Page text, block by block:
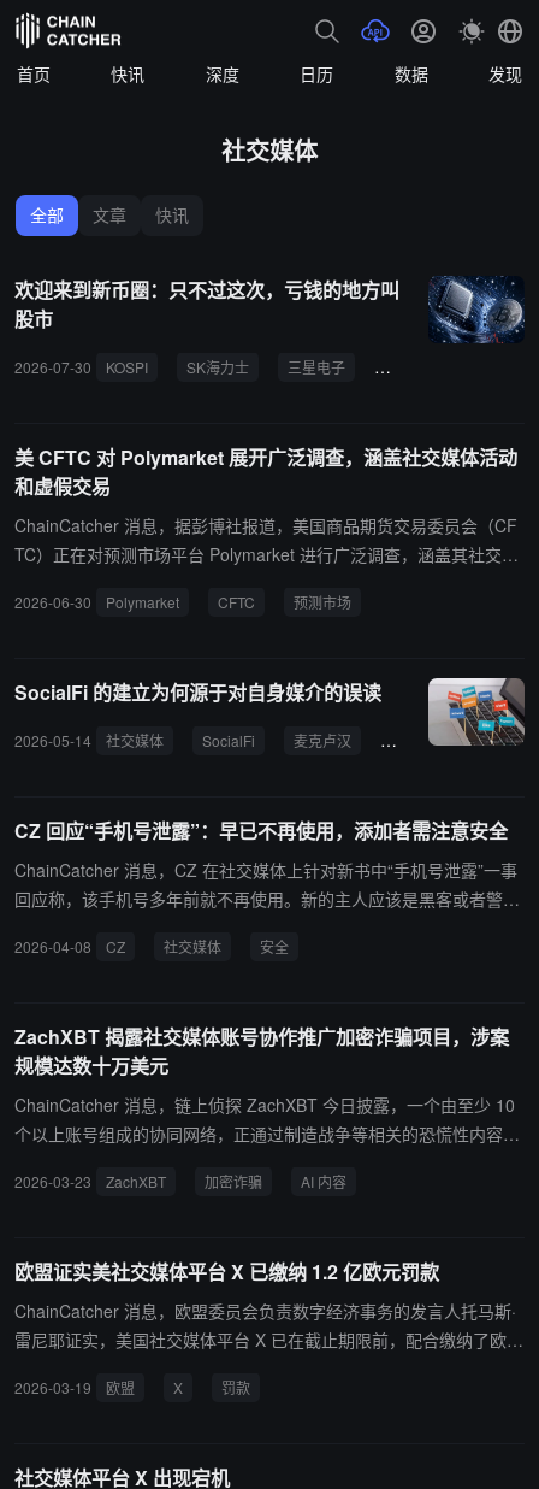
首页 快讯 深度 日历 数据 发现
社交媒体
全部 文章 快讯
欢迎来到新币圈：只不过这次，亏钱的地方叫
股市
2026-07-30 KOSPI SK海力士 三星电子 杠杆账户
美 CFTC 对 Polymarket 展开广泛调查，涵盖社交媒体活动
和虚假交易
ChainCatcher 消息，据彭博社报道，美国商品期货交易委员会（CF
TC）正在对预测市场平台 Polymarket 进行广泛调查，涵盖其社交媒
数十名以大学年龄为主的社交媒体创作者，拍摄虚假交易视频以吸引
户仍通过 VPN 等方式绕过禁令访问其主平台。Polymarket 自 2022
年与 CFTC 达成和解后，技术上禁止美国用户使用主平台，但公司正
在调查 Polymarket 的广告行为，并询问自 2022 年行动以来该机构
如何防止 Polymarket 吸引美国用户。
2026-06-30 Polymarket CFTC 预测市场
SocialFi 的建立为何源于对自身媒介的误读
2026-05-14 社交媒体 SocialFi 麦克卢汉 热媒体 冷媒体
CZ 回应“手机号泄露”：早已不再使用，添加者需注意安全
ChainCatcher 消息，CZ 在社交媒体上针对新书中“手机号泄露”一事
回应称，该手机号多年前就不再使用。新的主人应该是黑客或者警
（相关社媒账号）了。
2026-04-08 CZ 社交媒体 安全
ZachXBT 揭露社交媒体账号协作推广加密诈骗项目，涉案
规模达数十万美元
ChainCatcher 消息，链上侦探 ZachXBT 今日披露，一个由至少 10
个以上账号组成的协同网络，正通过制造战争等相关的恐慌性内容，
过购买已有粉丝基础的账号，频繁发布耸动“末日论”内容，并借助多
o Nawfal”来增强可信度。在获取流量后，相关账号会推广虚假空投活
动或加密项目骗局，包括在 2026 年 2 月 22 日集中推广名为 ORAM
AMA 的拉盘出货项目，随后不再提及。 链上数据表明，该操作已为
参与互动，进一步放大了内容传播效果。ZachXBT 警告称，此类“流
甚至可能演变为舆论操纵工具。 ZachXBT 呼吁平台加强监管，对此
2026-03-23 ZachXBT 加密诈骗 AI 内容
欧盟证实美社交媒体平台 X 已缴纳 1.2 亿欧元罚款
ChainCatcher 消息，欧盟委员会负责数字经济事务的发言人托马斯·
雷尼耶证实，美国社交媒体平台 X 已在截止期限前，配合缴纳了欧盟
改方案。 这名发言人还表示，尽管 X 已经缴纳相关罚款，但他们仍
2026-03-19 欧盟 X 罚款
社交媒体平台 X 出现宕机